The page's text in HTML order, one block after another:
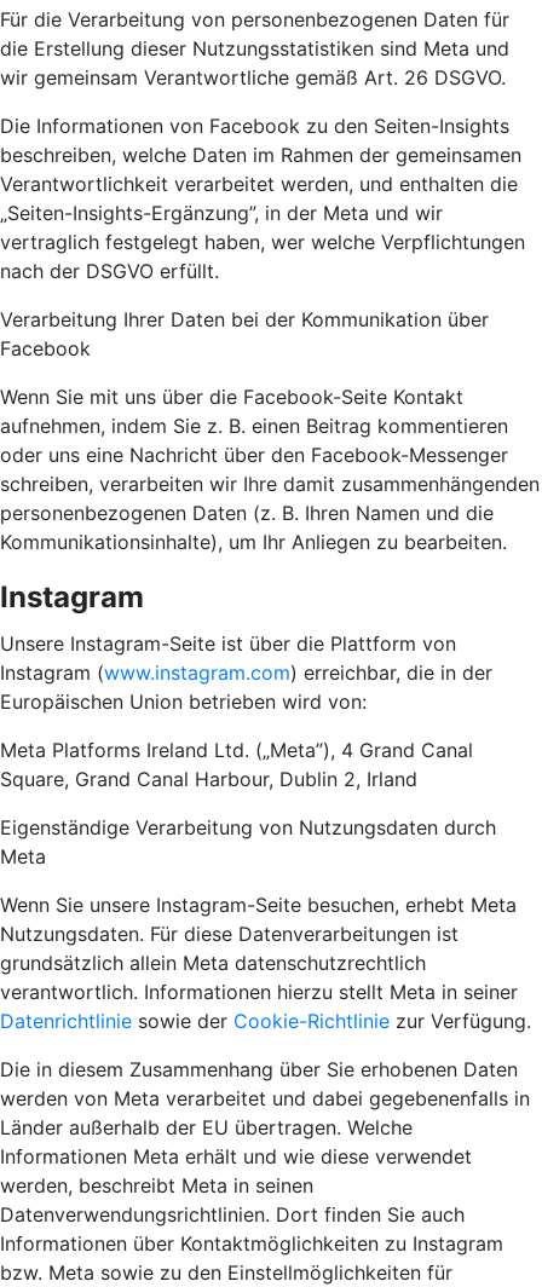
Für die Verarbeitung von personenbezogenen Daten für
die Erstellung dieser Nutzungsstatistiken sind Meta und
wir gemeinsam Verantwortliche gemäß Art. 26 DSGVO.
Die Informationen von Facebook zu den Seiten-Insights
beschreiben, welche Daten im Rahmen der gemeinsamen
Verantwortlichkeit verarbeitet werden, und enthalten die
„Seiten-Insights-Ergänzung”, in der Meta und wir
vertraglich festgelegt haben, wer welche Verpflichtungen
nach der DSGVO erfüllt.
Verarbeitung Ihrer Daten bei der Kommunikation über
Facebook
Wenn Sie mit uns über die Facebook-Seite Kontakt
aufnehmen, indem Sie z. B. einen Beitrag kommentieren
oder uns eine Nachricht über den Facebook-Messenger
schreiben, verarbeiten wir Ihre damit zusammenhängenden
personenbezogenen Daten (z. B. Ihren Namen und die
Kommunikationsinhalte), um Ihr Anliegen zu bearbeiten.
Instagram
Unsere Instagram-Seite ist über die Plattform von
Instagram (www.instagram.com) erreichbar, die in der
Europäischen Union betrieben wird von:
Meta Platforms Ireland Ltd. („Meta”), 4 Grand Canal
Square, Grand Canal Harbour, Dublin 2, Irland
Eigenständige Verarbeitung von Nutzungsdaten durch
Meta
Wenn Sie unsere Instagram-Seite besuchen, erhebt Meta
Nutzungsdaten. Für diese Datenverarbeitungen ist
grundsätzlich allein Meta datenschutzrechtlich
verantwortlich. Informationen hierzu stellt Meta in seiner
Datenrichtlinie sowie der Cookie-Richtlinie zur Verfügung.
Die in diesem Zusammenhang über Sie erhobenen Daten
werden von Meta verarbeitet und dabei gegebenenfalls in
Länder außerhalb der EU übertragen. Welche
Informationen Meta erhält und wie diese verwendet
werden, beschreibt Meta in seinen
Datenverwendungsrichtlinien. Dort finden Sie auch
Informationen über Kontaktmöglichkeiten zu Instagram
bzw. Meta sowie zu den Einstellmöglichkeiten für